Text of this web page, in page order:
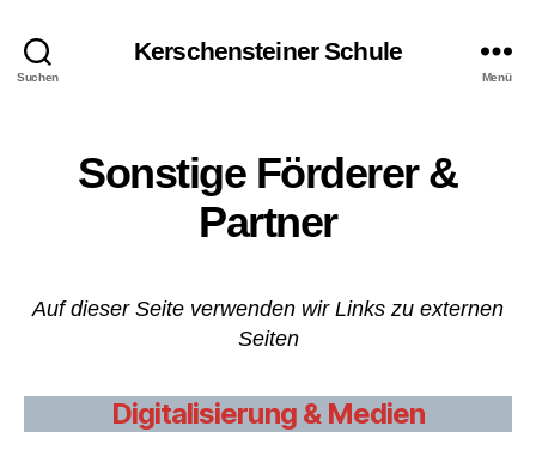
Suchen
Kerschensteiner Schule
Menü
Sonstige Förderer &
Partner
Auf dieser Seite verwenden wir Links zu externen
Seiten
Digitalisierung & Medien